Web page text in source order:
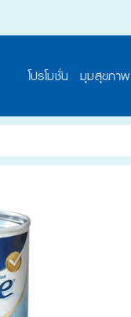
โปรโมชั่น มุมสุขภาพ